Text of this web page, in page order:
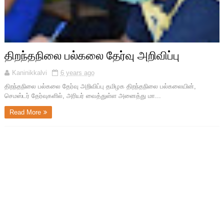
திறந்தநிலை பல்கலை தேர்வு அறிவிப்பு
Kaninikkalvi
6 years ago
திறந்தநிலை பல்கலை தேர்வு அறிவிப்பு தமிழக திறந்தநிலை பல்கலையின்,
செமஸ்டர் தேர்வுகளில், அரியர் வைத்துள்ள அனைத்து மா...
Read More